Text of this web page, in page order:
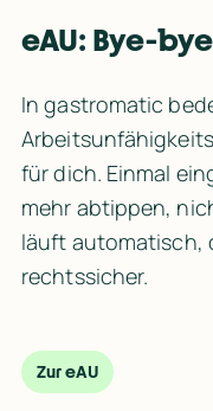
eAU: Bye-
In gastromatic
für dich. Einmal
mehr abtippen,
läuft automatisch,
rechtssicher.
Zur eAU